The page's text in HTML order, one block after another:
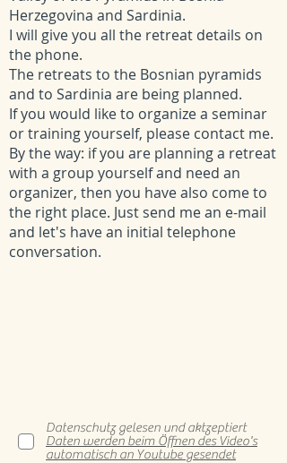
Herzegovina and Sardinia.
I will give you all the retreat details on
the phone.
The retreats to the Bosnian pyramids
and to Sardinia are being planned.
If you would like to organize a seminar
or training yourself, please contact me.
By the way: if you are planning a retreat
with a group yourself and need an
organizer, then you have also come to
the right place. Just send me an e-mail
and let's have an initial telephone
conversation.
Datenschutz gelesen und aktzeptiert
Daten werden beim Öffnen des Video's
automatisch an Youtube gesendet